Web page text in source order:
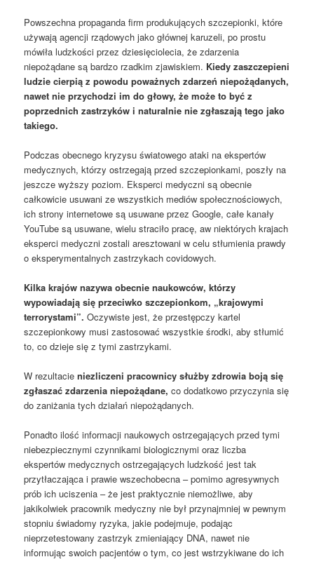
Powszechna propaganda firm produkujących szczepionki, które
używają agencji rządowych jako głównej karuzeli, po prostu
mówiła ludzkości przez dziesięciolecia, że zdarzenia
niepożądane są bardzo rzadkim zjawiskiem. Kiedy zaszczepieni
ludzie cierpią z powodu poważnych zdarzeń niepożądanych,
nawet nie przychodzi im do głowy, że może to być z
poprzednich zastrzyków i naturalnie nie zgłaszają tego jako
takiego.
Podczas obecnego kryzysu światowego ataki na ekspertów
medycznych, którzy ostrzegają przed szczepionkami, poszły na
jeszcze wyższy poziom. Eksperci medyczni są obecnie
całkowicie usuwani ze wszystkich mediów społecznościowych,
ich strony internetowe są usuwane przez Google, całe kanały
YouTube są usuwane, wielu straciło pracę, aw niektórych krajach
eksperci medyczni zostali aresztowani w celu stłumienia prawdy
o eksperymentalnych zastrzykach covidowych.
Kilka krajów nazywa obecnie naukowców, którzy
wypowiadają się przeciwko szczepionkom, „krajowymi
terrorystami”. Oczywiste jest, że przestępczy kartel
szczepionkowy musi zastosować wszystkie środki, aby stłumić
to, co dzieje się z tymi zastrzykami.
W rezultacieniezliczeni pracownicy służby zdrowia boją się
zgłaszać zdarzenia niepożądane, co dodatkowo przyczynia się
do zaniżania tych działań niepożądanych.
Ponadto ilość informacji naukowych ostrzegających przed tymi
niebezpiecznymi czynnikami biologicznymi oraz liczba
ekspertów medycznych ostrzegających ludzkość jest tak
przytłaczająca i prawie wszechobecna – pomimo agresywnych
prób ich uciszenia – że jest praktycznie niemożliwe, aby
jakikolwiek pracownik medyczny nie był przynajmniej w pewnym
stopniu świadomy ryzyka, jakie podejmuje, podając
nieprzetestowany zastrzyk zmieniający DNA, nawet nie
informując swoich pacjentów o tym, co jest wstrzykiwane do ich